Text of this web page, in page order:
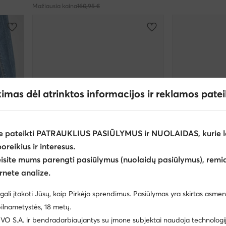
Mažiausia kaina160,95 €
Nike
Laisvalaikio batai · Air Max · Kreminė
138,00€
Nike
Dabartinė kaina
173,95€
dėl atrinktos informacijos ir reklamos
pateikti PATRAUKLIUS PASIŪLYMUS ir NUOLAIDAS, kurie
ir interesus.
mums parengti pasiūlymus (nuolaidų pasiūlymus),
analize.
įtakoti Jūsų, kaip Pirkėjo sprendimus. Pasiūlymas yra skirtas
18 metų.
S.A. ir bendradarbiaujantys su įmone subjektai naudoja